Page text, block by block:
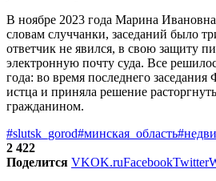
В ноябре 2023 года Марина
словам случчанки, заседаний было
ответчик не явился, в свою защиту
электронную почту суда. Все
года: во время последнего заседания
истца и приняла решение
гражданином.
#slutsk_gorod#минская_область
2 422
Поделится VKOK.ruFacebookTwitter